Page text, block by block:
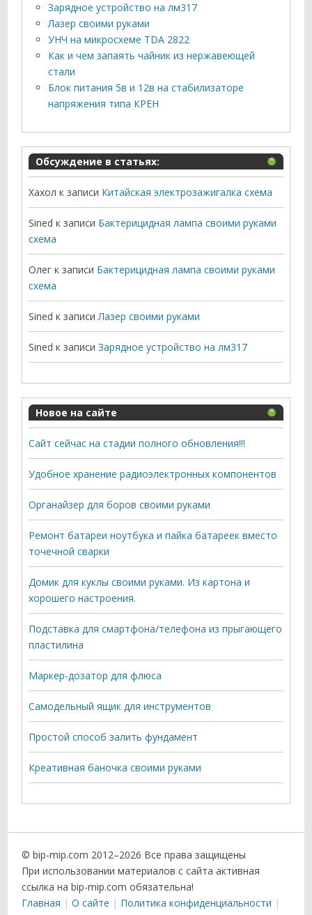
Зарядное устройство на лм317
Лазер своими руками
УНЧ на микросхеме TDA 2822
Как и чем запаять чайник из нержавеющей
стали
Блок питания 5в и 12в на стабилизаторе
напряжения типа КРЕН
Обсуждение в статьях:
Хахол к записи Китайская электрозажигалка схема
Sined к записи Бактерицидная лампа своими руками
схема
Олег к записи Бактерицидная лампа своими руками
схема
Sined к записиЛазер своими руками
Sined к записиЗарядное устройство на лм317
Новое на сайте
Сайт сейчас на стадии полного обновления!!!
Удобное хранение радиоэлектронных компонентов
Органайзер для боров своими руками
Ремонт батареи ноутбука и пайка батареек вместо
точечной сварки
Домик для куклы своими руками. Из картона и
хорошего настроения.
Подставка для смартфона/телефона из прыгающего
пластилина
Маркер-дозатор для флюса
Самодельный ящик для инструментов
Простой способ залить фундамент
Креативная баночка своими руками
© bip-mip.com 2012–2026 Все права защищены
При использовании материалов с сайта активная
ссылка на bip-mip.com обязательна!
Главная
О сайте
Политика конфиденциальности